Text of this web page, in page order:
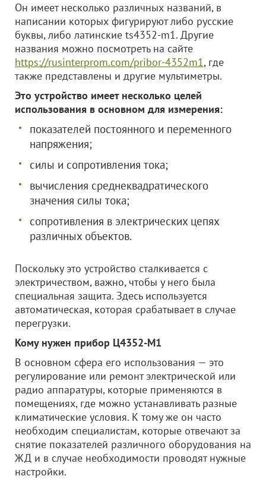
Он имеет несколько различных названий, в
написании которых фигурируют либо русские
буквы, либо латинские ts4352-m1. Другие
названия можно посмотреть на сайте
https://rusinterprom.com/pribor-4352m1, где
также представлены и другие мультиметры.
Это устройство имеет несколько целей
использования в основном для измерения:
показателей постоянного и переменного
напряжения;
силы и сопротивления тока;
вычисления среднеквадратического
значения силы тока;
сопротивления в электрических цепях
различных объектов.
Поскольку это устройство сталкивается с
электричеством, важно, чтобы у него была
специальная защита. Здесь используется
автоматическая, которая срабатывает в случае
перегрузки.
Кому нужен прибор Ц4352-М1
В основном сфера его использования — это
регулирование или ремонт электрической или
радио аппаратуры, которые применяются в
помещениях, где можно устанавливать разные
климатические условия. К тому же он часто
необходим специалистам, которые отвечают за
снятие показателей различного оборудования на
ЖД и в случае необходимости проводят нужные
настройки.